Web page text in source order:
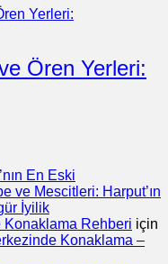
Ören Yerleri:
En Eski
ve Mescitleri: Harput’ın
İyilik
Rehberi için
Konaklama –